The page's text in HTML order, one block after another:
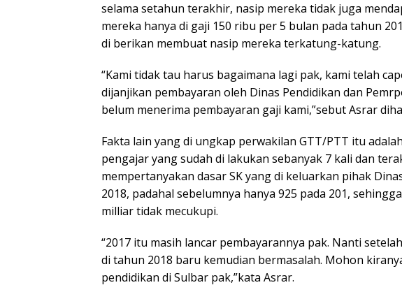
selama setahun terakhir, nasip mereka tidak juga
mereka hanya di gaji 150 ribu per 5 bulan pada tahun
di berikan membuat nasip mereka terkatung-katung.
“Kami tidak tau harus bagaimana lagi pak, kami telah
dijanjikan pembayaran oleh Dinas Pendidikan dan
belum menerima pembayaran gaji kami,”sebut Asrar
Fakta lain yang di ungkap perwakilan GTT/PTT itu
pengajar yang sudah di lakukan sebanyak 7 kali dan
mempertanyakan dasar SK yang di keluarkan pihak
2018, padahal sebelumnya hanya 925 pada 201,
milliar tidak mecukupi.
“2017 itu masih lancar pembayarannya pak. Nanti
di tahun 2018 baru kemudian bermasalah. Mohon
pendidikan di Sulbar pak,”kata Asrar.